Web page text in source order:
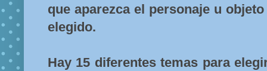
que aparezca el personaje u
elegido.
Hay 15 diferentes temas para